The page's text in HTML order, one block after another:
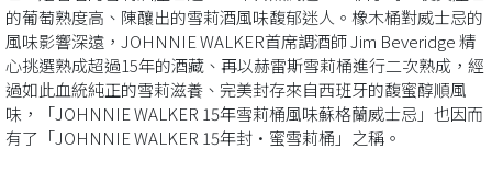
的葡萄熟度高、陳釀出的雪莉酒風味馥郁迷人。橡木桶對威士忌的
風味影響深遠，JOHNNIE WALKER首席調酒師 Jim Beveridge 精
心挑選熟成超過15年的酒藏、再以赫雷斯雪莉桶進行二次熟成，經
過如此血統純正的雪莉滋養、完美封存來自西班牙的馥蜜醇順風
味，「JOHNNIE WALKER 15年雪莉桶風味蘇格蘭威士忌」也因而
有了「JOHNNIE WALKER 15年封·蜜雪莉桶」之稱。